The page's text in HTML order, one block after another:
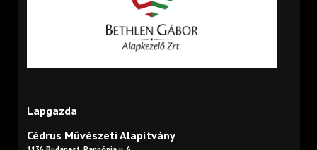
Lapgazda
Cédrus Művészeti Alapítvány